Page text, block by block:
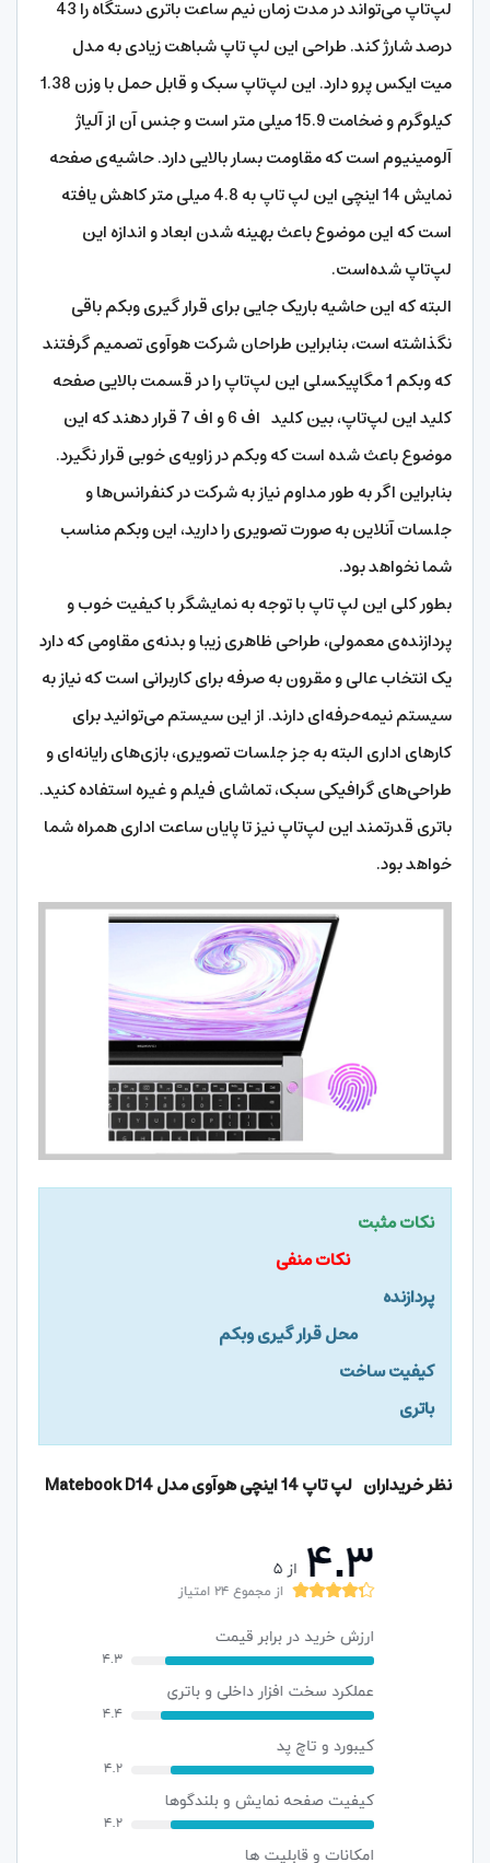
لپ‌تاپ می‌تواند در مدت زمان نیم ساعت باتری دستگاه را 43
درصد شارژ کند. طراحی این لپ تاپ شباهت زیادی به مدل
میت ایکس پرو دارد. این لپ‌تاپ سبک و قابل حمل با وزن 1.38
کیلوگرم و ضخامت 15.9 میلی متر است و جنس آن از آلیاژ
آلومینیوم است که مقاومت بسار بالایی دارد. حاشیه‌ی صفحه
نمایش 14 اینچی این لپ تاپ به 4.8 میلی متر کاهش یافته
است که این موضوع باعث بهینه شدن ابعاد و اندازه این
لپ‌تاپ شده‌است.
البته که این حاشیه باریک جایی برای قرار گیری وبکم باقی
نگذاشته است، بنابراین طراحان شرکت هوآوی تصمیم گرفتند
که وبکم 1 مگاپیکسلی این لپ‌تاپ را در قسمت بالایی صفحه
کلید این لپ‌تاپ، بین کلید اف 6 و اف 7 قرار دهند که این
موضوع باعث شده است که وبکم در زاویه‌ی خوبی قرار نگیرد.
بنابراین اگر به طور مداوم نیاز به شرکت در کنفرانس‌ها و
جلسات آنلاین به صورت تصویری را دارید، این وبکم مناسب
شما نخواهد بود.
بطور کلی این لپ تاپ با توجه به نمایشگر با کیفیت خوب و
پردازنده‌ی معمولی، طراحی ظاهری زیبا و بدنه‌ی مقاومی که دارد
یک انتخاب عالی و مقرون به صرفه برای کاربرانی است که نیاز به
سیستم نیمه‌حرفه‌ای دارند. از این سیستم می‌توانید برای
کارهای اداری البته به جز جلسات تصویری، بازی‌های رایانه‌ای و
طراحی‌های گرافیکی سبک، تماشای فیلم و غیره استفاده کنید.
باتری قدرتمند این لپ‌تاپ نیز تا پایان ساعت اداری همراه شما
خواهد بود.
نکات مثبت
نکات منفی
پردازنده
محل قرار گیری وبکم
کیفیت ساخت
باتری
نظر خریداران لپ تاپ 14 اینچی هوآوی مدل Matebook D14